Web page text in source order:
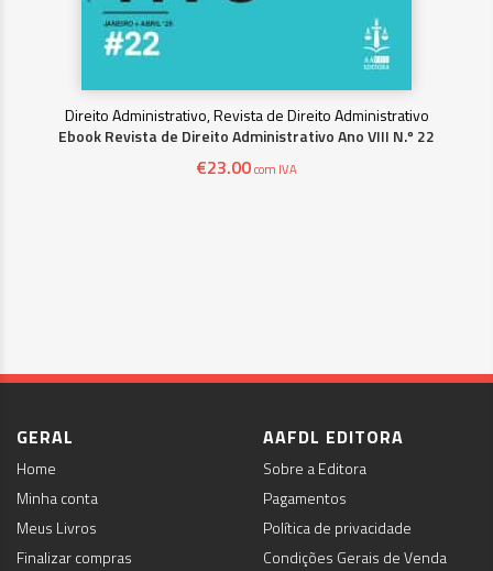
Direito Administrativo, Revista de Direito Administrativo
Ebook Revista de Direito Administrativo Ano VIII N.º 22
€23.00com IVA
GERAL
Home
Minha conta
Meus Livros
Finalizar compras
AAFDL EDITORA
Sobre a Editora
Pagamentos
Política de privacidade
Condições Gerais de Venda